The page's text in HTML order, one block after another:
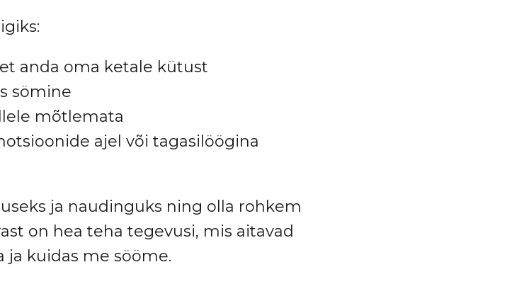
anda oma ketale kütust
sömine
mõtlemata
ajel või tagasilöögina
ja naudinguks ning olla rohkem
on hea teha tegevusi, mis aitavad
ja kuidas me sööme.